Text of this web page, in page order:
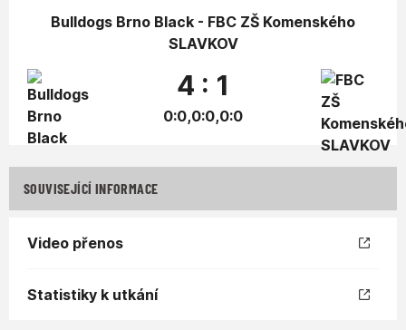
Bulldogs Brno Black - FBC ZŠ Komenského
SLAVKOV
4 : 1
0:0,0:0,0:0
SOUVISEJÍCÍ INFORMACE
Video přenos
Statistiky k utkání